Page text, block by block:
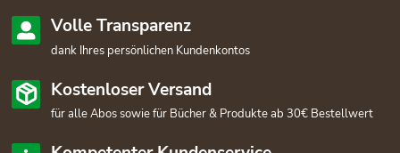
Volle Transparenz
dank Ihres persönlichen Kundenkontos
Kostenloser Versand
für alle Abos sowie für Bücher & Produkte ab 30€ Bestellwert